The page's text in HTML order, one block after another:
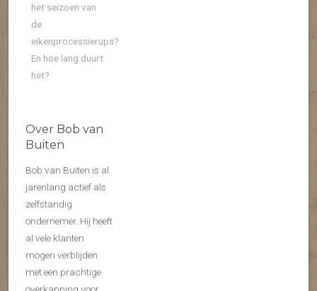
het seizoen van
de
eikenprocessierups?
En hoe lang duurt
het?
Over Bob van
Buiten
Bob van Buiten is al
jarenlang actief als
zelfstandig
ondernemer. Hij heeft
al vele klanten
mogen verblijden
met een prachtige